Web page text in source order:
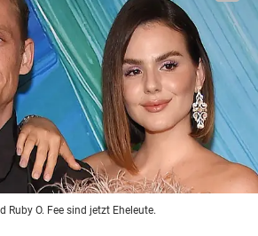
Ruby O. Fee sind jetzt Eheleute.